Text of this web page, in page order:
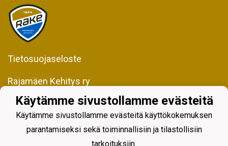
Tietosuojaseloste
Rajamäen Kehitys ry
05200 Rajamäki
Y-tunnus 0598128-2
Käytämme sivustollamme evästeitä
Käytämme sivustollamme evästeitä käyttökokemuksen
parantamiseksi sekä toiminnallisiin ja tilastollisiin
tarkoituksiin.